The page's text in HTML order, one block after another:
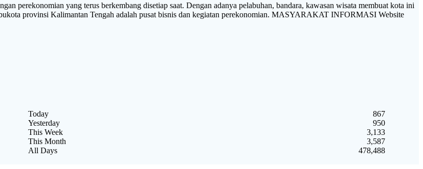
perekonomian yang terus berkembang disetiap saat. Dengan adanya pelabuhan, bandara, kawasan wisata membuat kota ini
provinsi Kalimantan Tengah adalah pusat bisnis dan kegiatan perekonomian. MASYARAKAT INFORMASI Website
Today
867
Yesterday
950
This Week
3,133
This Month
3,587
All Days
478,488